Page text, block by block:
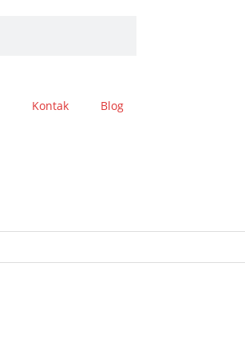
Kontak Blog